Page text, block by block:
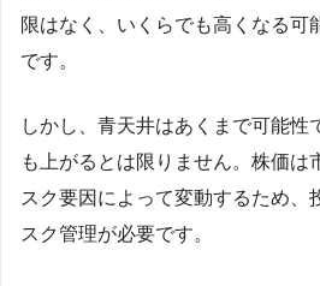
限はなく、いくらでも高くなる可
です。
しかし、青天井はあくまで可能性
も上がるとは限りません。株価は
スク要因によって変動するため、
スク管理が必要です。